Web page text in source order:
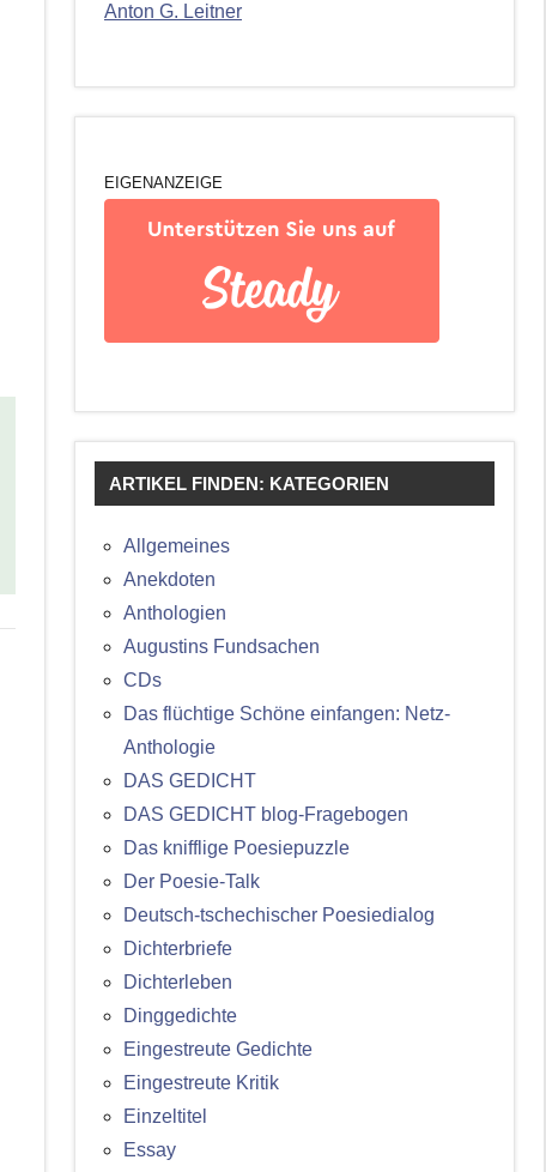
Anton G. Leitner
EIGENANZEIGE
ARTIKEL FINDEN: KATEGORIEN
Allgemeines
Anekdoten
Anthologien
Augustins Fundsachen
CDs
Das flüchtige Schöne einfangen: Netz-
Anthologie
DAS GEDICHT
DAS GEDICHT blog-Fragebogen
Das knifflige Poesiepuzzle
Der Poesie-Talk
Deutsch-tschechischer Poesiedialog
Dichterbriefe
Dichterleben
Dinggedichte
Eingestreute Gedichte
Eingestreute Kritik
Einzeltitel
Essay